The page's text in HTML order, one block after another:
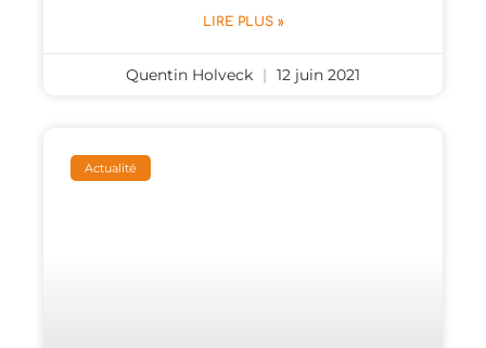
LIRE PLUS »
Quentin Holveck 12 juin 2021
Actualité